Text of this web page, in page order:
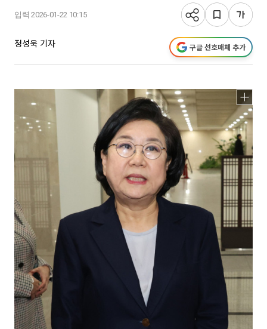
입력 2026-01-22 10:15
정성욱 기자 구글 선호매체 추가